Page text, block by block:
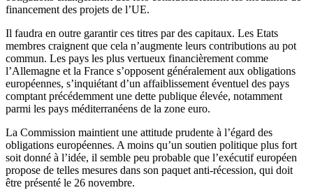
financement des projets de l’UE.
Il faudra en outre garantir ces titres par des capitaux. Les Etats
membres craignent que cela n’augmente leurs contributions au pot
commun. Les pays les plus vertueux financièrement comme
l’Allemagne et la France s’opposent généralement aux obligations
européennes, s’inquiétant d’un affaiblissement éventuel des pays
comptant précédemment une dette publique élevée, notamment
parmi les pays méditerranéens de la zone euro.
La Commission maintient une attitude prudente à l’égard des
obligations européennes. A moins qu’un soutien politique plus fort
soit donné à l’idée, il semble peu probable que l’exécutif européen
propose de telles mesures dans son paquet anti-récession, qui doit
être présenté le 26 novembre.